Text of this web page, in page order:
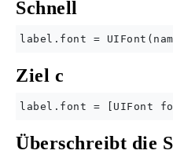
Schnell
Ziel c
Überschreibt die